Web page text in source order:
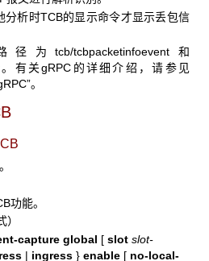
分析时TCB的显示命令才显示丢包信
为tcb/tcbpacketinfoevent和
。有关gRPC的详细介绍，请参见
。
能。
）
capture global [ slot slot-
| ingress } enable[ no-local-